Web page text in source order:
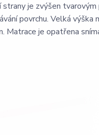
je zvýšen
povrchu. Velká
Matrace je opatřena